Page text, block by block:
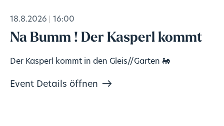
18.8.2026 16:00
Na Bumm ! Der Kasperl kommt
Der Kasperl kommt in den Gleis//Garten 🚂
Event Details öffnen